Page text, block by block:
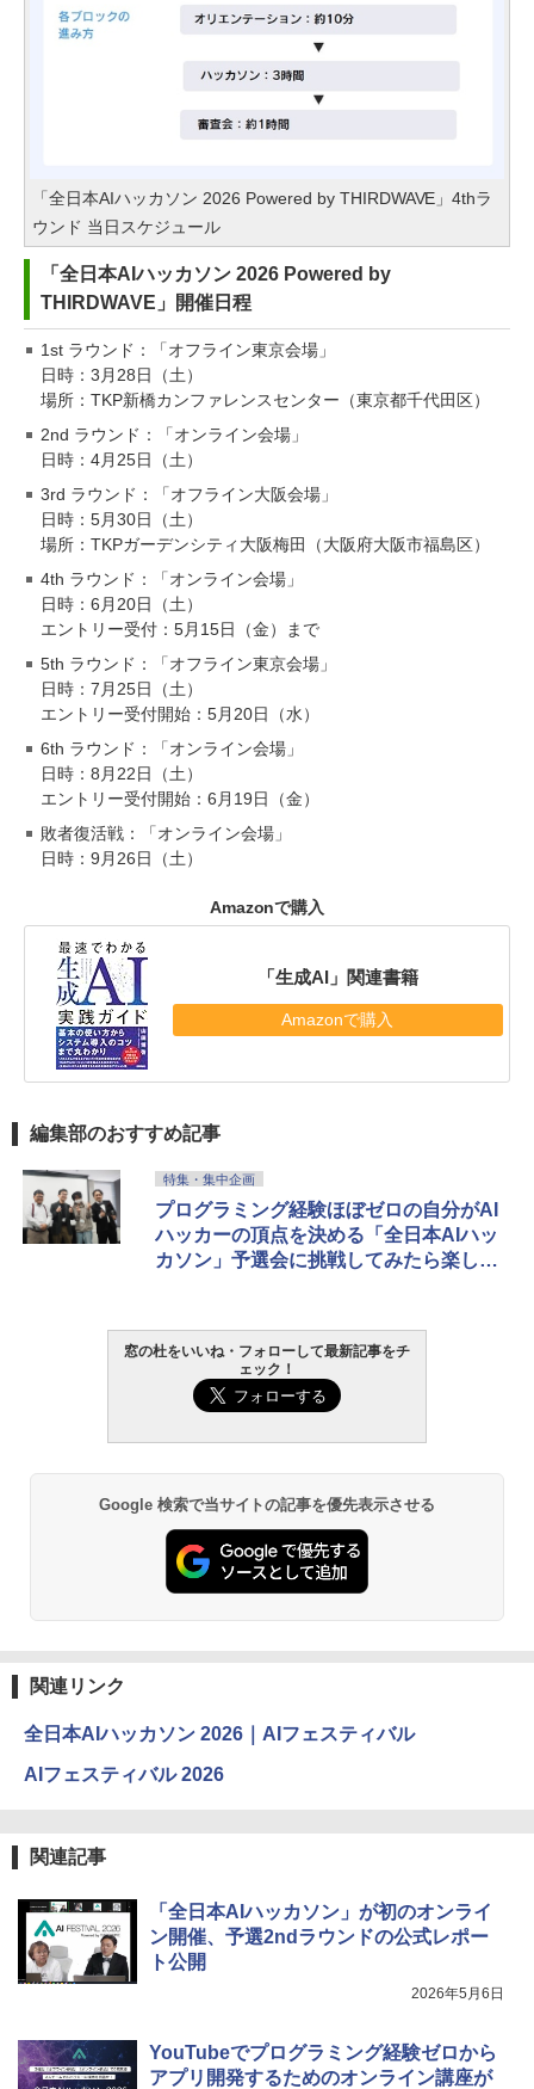
「全日本AIハッカソン 2026 Powered by THIRDWAVE」4thラ
ウンド 当日スケジュール
「全日本AIハッカソン 2026 Powered by
THIRDWAVE」開催日程
1st ラウンド：「オフライン東京会場」
日時：3月28日（土）
場所：TKP新橋カンファレンスセンター（東京都千代田区）
2nd ラウンド：「オンライン会場」
日時：4月25日（土）
3rd ラウンド：「オフライン大阪会場」
日時：5月30日（土）
場所：TKPガーデンシティ大阪梅田（大阪府大阪市福島区）
4th ラウンド：「オンライン会場」
日時：6月20日（土）
エントリー受付：5月15日（金）まで
5th ラウンド：「オフライン東京会場」
日時：7月25日（土）
エントリー受付開始：5月20日（水）
6th ラウンド：「オンライン会場」
日時：8月22日（土）
エントリー受付開始：6月19日（金）
敗者復活戦：「オンライン会場」
日時：9月26日（土）
Amazonで購入
「生成AI」関連書籍
Amazonで購入
編集部のおすすめ記事
特集・集中企画
プログラミング経験ほぼゼロの自分がAI
ハッカーの頂点を決める「全日本AIハッ
カソン」予選会に挑戦してみたら楽しす
窓の杜をいいね・フォローして最新記事をチ
ェック！
Google 検索で当サイトの記事を優先表示させる
関連リンク
全日本AIハッカソン 2026｜AIフェスティバル
AIフェスティバル 2026
関連記事
「全日本AIハッカソン」が初のオンライ
ン開催、予選2ndラウンドの公式レポー
ト公開
2026年5月6日
YouTubeでプログラミング経験ゼロから
アプリ開発するためのオンライン講座が